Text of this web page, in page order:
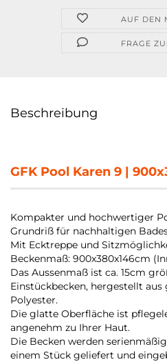
AUF DEN
FRAGE
Beschreibung
GFK Pool Karen 9 |
Kompakter und hochwertiger
Grundriß für nachhaltigen
Mit Ecktreppe und
Beckenmaß: 900x380x146cm
Das Aussenmaß ist ca. 15cm
Einstückbecken, hergestellt
Polyester.
Die glatte Oberfläche ist
angenehm zu Ihrer Haut.
Die Becken werden
einem Stück geliefert und